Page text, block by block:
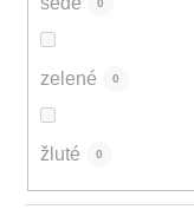
0
zelené 0
žluté 0